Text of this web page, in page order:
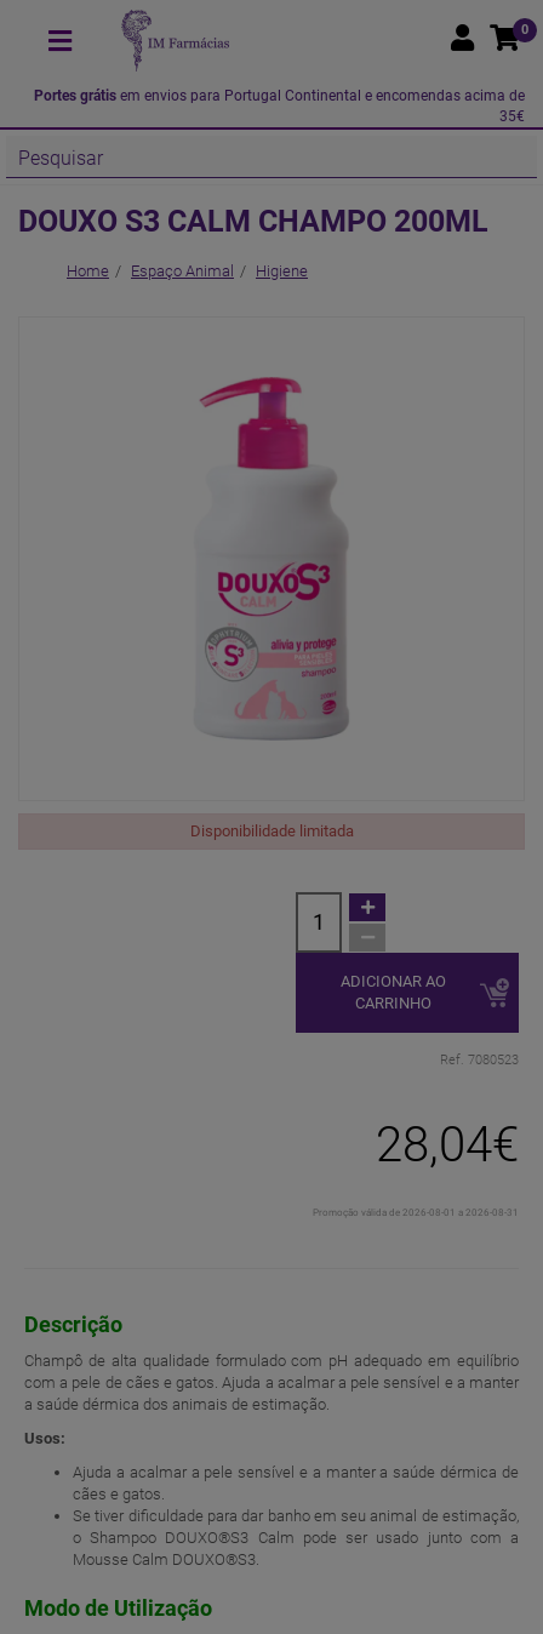
0
Portes grátis em envios para Portugal Continental e encomendas acima de
35€
DOUXO S3 CALM CHAMPO 200ML
Home Espaço Animal Higiene
Disponibilidade limitada
ADICIONAR AO
CARRINHO
Ref. 7080523
28,04€
Promoção válida de 2026-08-01 a 2026-08-31
Descrição
Champô de alta qualidade formulado com pH adequado em equilíbrio
com a pele de cães e gatos. Ajuda a acalmar a pele sensível e a manter
a saúde dérmica dos animais de estimação.
Usos:
Ajuda a acalmar a pele sensível e a manter a saúde dérmica de
cães e gatos.
Se tiver dificuldade para dar banho em seu animal de estimação,
o Shampoo DOUXO®S3 Calm pode ser usado junto com a
Mousse Calm DOUXO®S3.
Modo de Utilização